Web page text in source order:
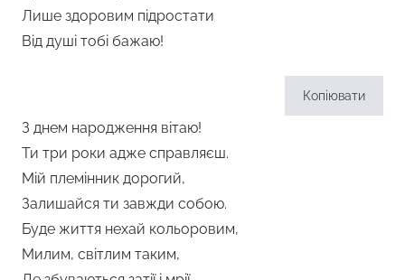
Лише здоровим підростати
Від душі тобі бажаю!
Копіювати
З днем народження вітаю!
Ти три роки адже справляєш.
Мій племінник дорогий,
Залишайся ти завжди собою.
Буде життя нехай кольоровим,
Милим, світлим таким,